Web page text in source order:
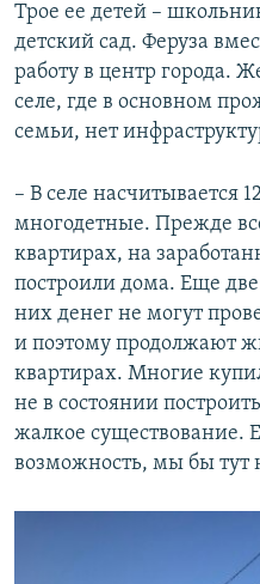
Трое ее детей –
детский сад. Феруза
работу в центр города.
селе, где в основном
семьи, нет
– В селе насчитывается
многодетные. Прежде
квартирах, на
построили дома. Еще две
них денег не могут
и поэтому продолжают
квартирах. Многие
не в состоянии
жалкое существование.
возможность, мы бы тут